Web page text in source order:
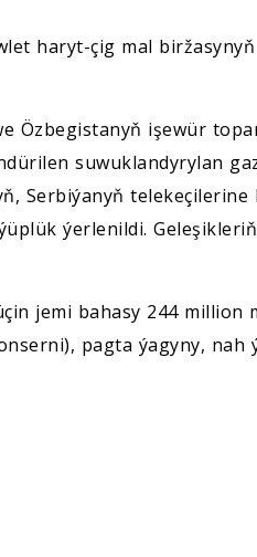
haryt-çig mal
Özbegistanyň işewür
suwuklandyrylan
Serbiýanyň
ýerlenildi.
jemi bahasy 244
pagta ýagyny, nah